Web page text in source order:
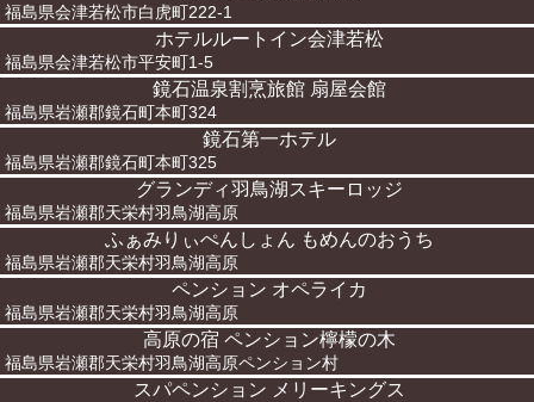
福島県会津若松市白虎町222-1
ホテルルートイン会津若松
福島県会津若松市平安町1-5
鏡石温泉割烹旅館 扇屋会館
福島県岩瀬郡鏡石町本町324
鏡石第一ホテル
福島県岩瀬郡鏡石町本町325
グランディ羽鳥湖スキーロッジ
福島県岩瀬郡天栄村羽鳥湖高原
ふぁみりぃぺんしょん もめんのおうち
福島県岩瀬郡天栄村羽鳥湖高原
ペンション オペライカ
福島県岩瀬郡天栄村羽鳥湖高原
高原の宿 ペンション檸檬の木
福島県岩瀬郡天栄村羽鳥湖高原ペンション村
スパペンション メリーキングス